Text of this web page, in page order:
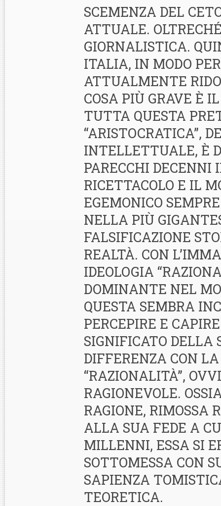
SCEMENZA DEL
ATTUALE.
GIORNALISTICA.
ITALIA, IN MODO
ATTUALMENTE
COSA PIÙ GRAVE È
TUTTA QUESTA
“ARISTOCRATICA”,
INTELLETTUALE, È
PARECCHI DECENNI
RICETTACOLO E IL
EGEMONICO
NELLA PIÙ
FALSIFICAZIONE
REALTÀ. CON
IDEOLOGIA
DOMINANTE NEL
QUESTA SEMBRA
PERCEPIRE E
SIGNIFICATO DELLA
DIFFERENZA CON LA
“RAZIONALITÀ”,
RAGIONEVOLE.
RAGIONE, RIMOSSA
ALLA SUA FEDE A
MILLENNI, ESSA SI
SOTTOMESSA CON
SAPIENZA
TEORETICA.